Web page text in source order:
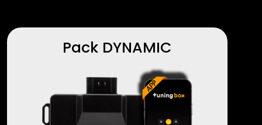
Pack DYNAMIC